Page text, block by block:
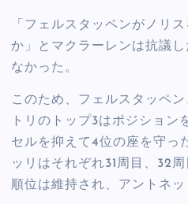
「フェルスタッペンがノリ
か」とマクラーレンは抗議
なかった。
このため、フェルスタッペ
トリのトップ3はポジション
セルを抑えて4位の座を守っ
ッリはそれぞれ31周目、32
順位は維持され、アントネッ